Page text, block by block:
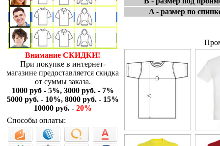
Внимание СКИДКИ!
При покупке в интернет-
магазине предоставляется скидка
от суммы заказа.
1000 руб - 5%, 3000 руб. - 7%
5000 руб. - 10%, 8000 руб. - 15%
10000 руб. - 20%
Способы оплаты:
A - размер по